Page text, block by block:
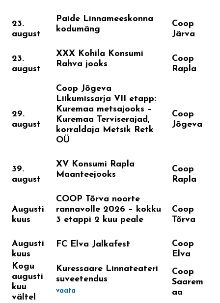
23.
august
Paide Linnameeskonna
kodumäng
Coop
Järva
23.
august
XXX Kohila Konsumi
Rahva jooks
Coop
Rapla
29.
august
Coop Jõgeva
Liikumissarja VII etapp:
Kuremaa metsajooks –
Kuremaa Terviserajad,
korraldaja Metsik Retk
OÜ
Coop
Jõgeva
39.
august
XV Konsumi Rapla
Maanteejooks
Coop
Rapla
Augusti
kuus
COOP Tõrva noorte
rannavolle 2026 – kokku
3 etappi 2 kuu peale
Coop
Tõrva
Augusti
kuus
FC Elva Jalkafest
Coop
Elva
Kogu
augusti
kuu
vältel
Kuressaare Linnateateri
suveetendus
vaata
Coop
Saarem
aa